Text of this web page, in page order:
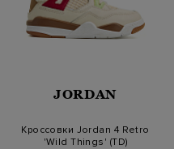
JORDAN
Кроссовки Jordan 4 Retro
'Wild Things' (TD)